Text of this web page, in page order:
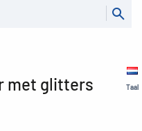
Taal
met glitters